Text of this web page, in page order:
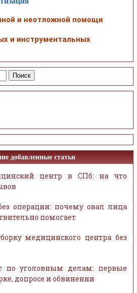
и неотложной помощи
и инструментальных
добавленные статьи
центр в СПб: на что
операции: почему овал лица
помогает
медицинского центра без
по уголовным делам: первые
допросе и обвинении